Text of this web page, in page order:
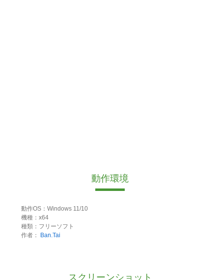
動作環境
動作OS：Windows 11/10
機種：x64
種類：フリーソフト
作者：
Ban.Tai
スクリーンショット